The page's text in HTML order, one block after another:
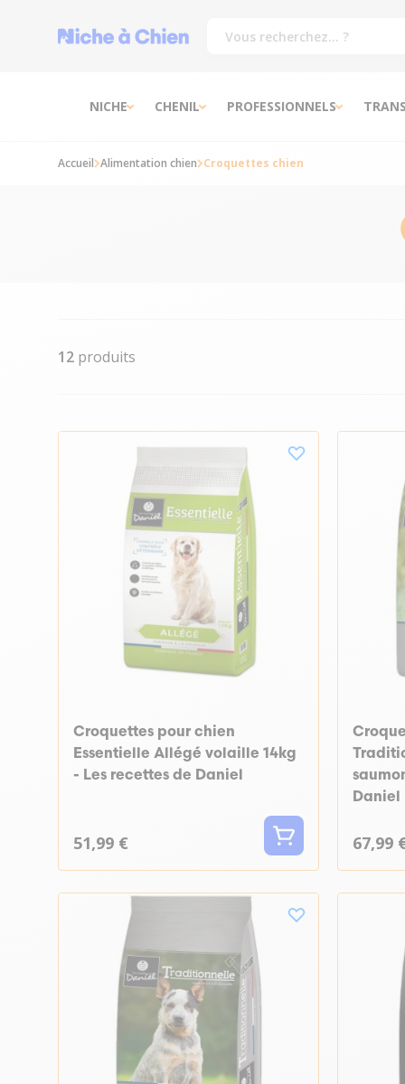
NICHE CHENIL PROFESSIONNELS
Accueil Alimentation chien Croquettes chien
12 produits
Croquettes pour chien
Essentielle Allégé volaille 14kg
- Les recettes de Daniel
51,99 €
Daniel
67,99